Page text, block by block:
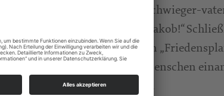
Seine Warnung an den Schwieger-
an deinem Schwiegersohn Jakob!“
und handelt einen
noch gut, vor allem wenn Menschen
selbst korrigieren lassen.